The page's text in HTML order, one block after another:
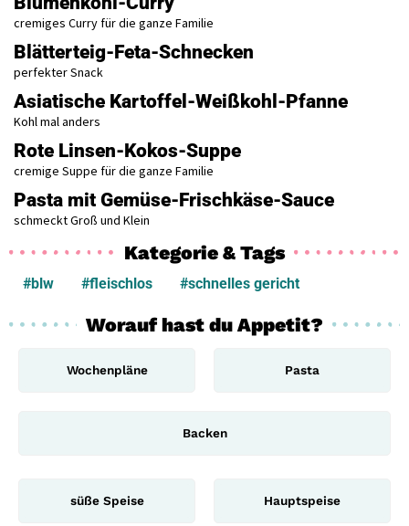
cremiges Curry für die ganze Familie
Blätterteig-Feta-Schnecken
perfekter Snack
Asiatische Kartoffel-Weißkohl-Pfanne
Kohl mal anders
Rote Linsen-Kokos-Suppe
cremige Suppe für die ganze Familie
Pasta mit Gemüse-Frischkäse-Sauce
schmeckt Groß und Klein
Kategorie & Tags
#blw #fleischlos #schnelles gericht
Worauf hast du Appetit?
Wochenpläne Pasta
Backen
süße Speise Hauptspeise